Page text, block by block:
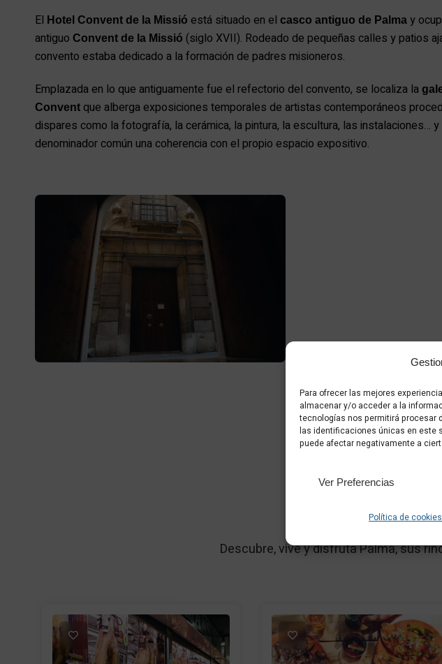
Para ofrecer las mejores
almacenar y/o acceder a la
tecnologías nos permitirá procesar
las identificaciones únicas en este
puede afectar negativamente a
Ver Preferencias
Política de cookies
El Hotel Convent de la Missió está situado en el casco antiguo de Palma y
antiguo Convent de la Missió (siglo XVII). Rodeado de pequeñas calles y patios
convento estaba dedicado a la formación de padres misioneros.
Emplazada en lo que antiguamente fue el refectorio del convento, se localiza la
Convent que alberga exposiciones temporales de artistas contemporáneos
dispares como la fotografía, la cerámica, la pintura, la escultura, las instalaciones…
denominador común una coherencia con el propio espacio expositivo.
Descubre
Descubre, vive y disfruta Palma, sus